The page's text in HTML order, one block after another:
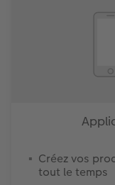
Créez vos
tout le temps